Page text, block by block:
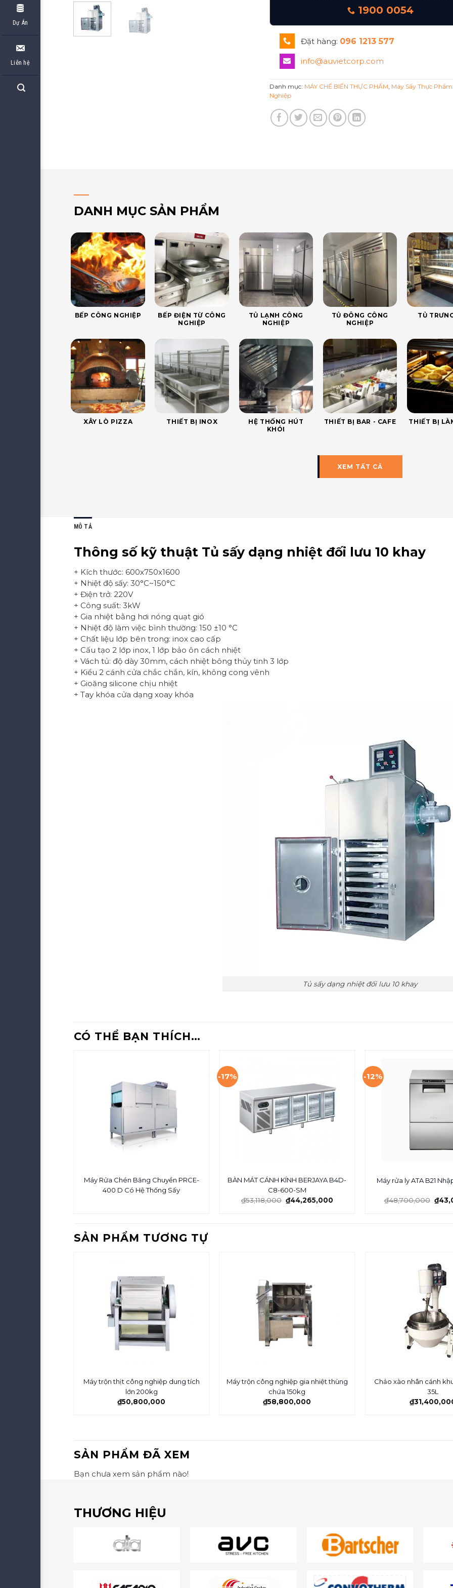
Dự Án
Liên hệ
1900 0054
Đặt hàng: 096 1213 577
info@auvietcorp.com
Danh mục: MÁY CHẾ BIẾN THỰC PHẨM Máy Sấy Thực
Nghiệp
DANH MỤC SẢN PHẨM
BẾP CÔNG NGHIỆP
BẾP ĐIỆN TỪ CÔNG
NGHIỆP
TỦ LẠNH CÔNG
NGHIỆP
TỦ ĐÔNG CÔNG
NGHIỆP
TỦ
XÂY LÒ PIZZA THIẾT BỊ INOX
HỆ THỐNG HÚT
KHÓI
THIẾT BỊ BAR - CAFE THIẾT BỊ
XEM TẤT CẢ
MÔ TẢ
Thông số kỹ thuật Tủ sấy dạng nhiệt đối lưu 10 khay
+ Kích thước: 600x750x1600
+ Nhiệt độ sấy: 30°C~150°C
+ Điện trở: 220V
+ Công suất: 3kW
+ Gia nhiệt bằng hơi nóng quạt gió
+ Nhiệt độ làm việc bình thường: 150 ±10 °C
+ Chất liệu lớp bên trong: inox cao cấp
+ Cấu tạo 2 lớp inox, 1 lớp bảo ôn cách nhiệt
+ Vách tủ: độ dày 30mm, cách nhiệt bông thủy tinh 3 lớp
+ Kiểu 2 cánh cửa chắc chắn, kín, không cong vênh
+ Gioăng silicone chịu nhiệt
+ Tay khóa cửa dạng xoay khóa
Tủ sấy dạng nhiệt đối lưu 10 khay
CÓ THỂ BẠN THÍCH…
Máy Rửa Chén Băng Chuyền PRCE-
400 D Có Hệ Thống Sấy
-17%
BÀN MÁT CÁNH KÍNH BERJAYA B4D-
C8-600-SM
₫53,118,000 ₫44,265,000
-12%
Máy rửa ly ATA B21
₫48,700,000 ₫
SẢN PHẨM TƯƠNG TỰ
Máy trộn thịt công nghiệp dung tích
lớn 200kg
₫50,800,000
Máy trộn công nghiệp gia nhiệt thùng
chứa 150kg
₫58,800,000
Chảo xào nhân cánh
35L
₫
SẢN PHẨM ĐÃ XEM
Bạn chưa xem sản phẩm nào!
THƯƠNG HIỆU